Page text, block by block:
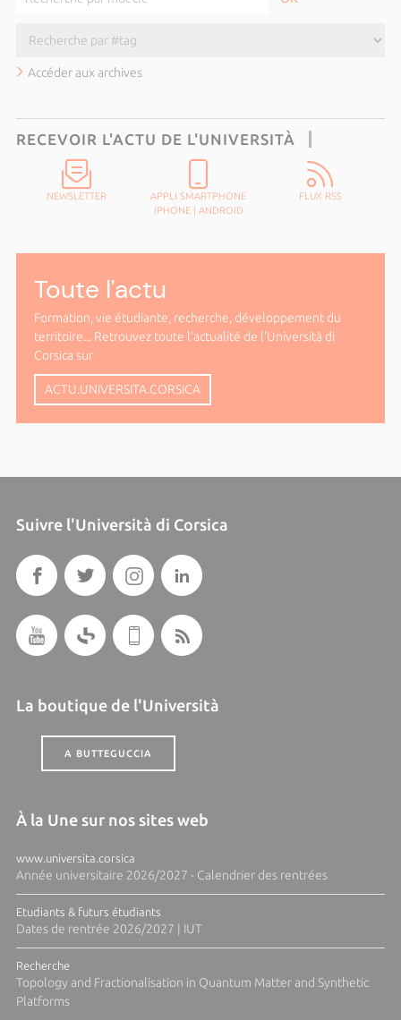
Accéder aux archives
RECEVOIR L'ACTU DE L'UNIVERSITÀ
NEWSLETTER
APPLI SMARTPHONE
IPHONE| ANDROID
FLUX RSS
Toute l'actu
Formation, vie étudiante, recherche, développement du
territoire... Retrouvez toute l'actualité de l'Università di
Corsica sur
ACTU.UNIVERSITA.CORSICA
Suivre l'Università di Corsica
La boutique de l'Università
A BUTTEGUCCIA
À la Une sur nos sites web
www.universita.corsica
Année universitaire 2026/2027 - Calendrier des rentrées
Etudiants & futurs étudiants
Dates de rentrée 2026/2027 | IUT
Recherche
Topology and Fractionalisation in Quantum Matter and Synthetic
Platforms